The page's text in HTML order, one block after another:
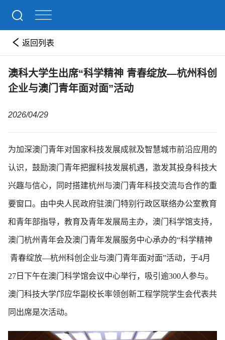
返回列表
澳科大学生出席“科学精神 青春绽放—杭州科创
企业与澳门青年面对面”活动
2026/04/29
为加深澳门青年对国家科技发展成就及智慧城市前沿应用的
认识，鼓励澳门青年把握科技发展机遇，激发其投身科技大
兴趣与信心，同时搭建杭州与澳门青年科技交流与合作的重
要窗口。由中央人民政府驻澳门特别行政区联络办公室教育
和青年部指导，教育及青年发展局主办，澳门科学馆支持，
澳门杭州青年会及澳门青年发展服务中心承办的“科学精神
青春绽放—杭州科创企业与澳门青年面对面”活动，于4月
27日下午在澳门科学馆会议中心举行，吸引逾300人参与。
澳门科技大学邝应华副校长率领创新工程学院学生会代表共
同出席是次活动。